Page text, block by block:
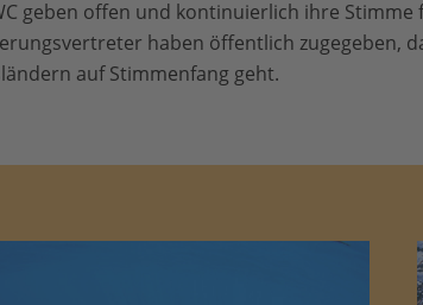
geben offen und kontinuierlich ihre Stimme
haben öffentlich zugegeben,
auf Stimmenfang geht.